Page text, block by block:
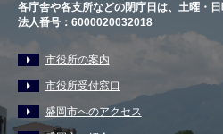
各庁舎や各支所などの閉庁日は、土曜・日
法人番号：6000020032018
市役所の案内
市役所受付窓口
盛岡市へのアクセス